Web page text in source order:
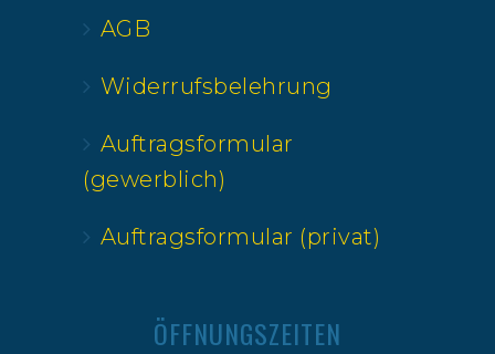
AGB
Widerrufsbelehrung
Auftragsformular
(gewerblich)
Auftragsformular (privat)
ÖFFNUNGSZEITEN